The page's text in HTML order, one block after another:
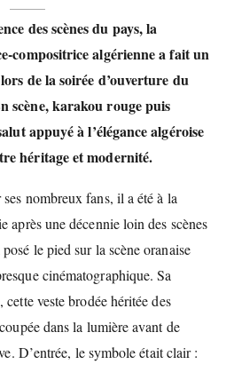
des scènes du pays, la
compositrice algérienne a fait un
de la soirée d’ouverture du
scène, karakou rouge puis
appuyé à l’élégance algéroise
héritage et modernité.
nombreux fans, il a été à la
après une décennie loin des scènes
le pied sur la scène oranaise
cinématographique. Sa
, cette veste brodée héritée des
dans la lumière avant de
D’entrée, le symbole était clair :